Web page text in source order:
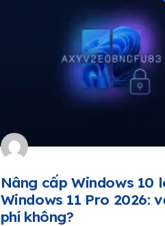
Nâng cấp Windows 10
Windows 11 Pro 2026:
phí không?